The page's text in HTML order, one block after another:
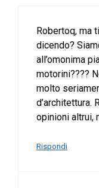
Robertoq, ma
dicendo?
all’omonima
motorini????
molto
d’architettura.
opinioni altrui,
Rispondi